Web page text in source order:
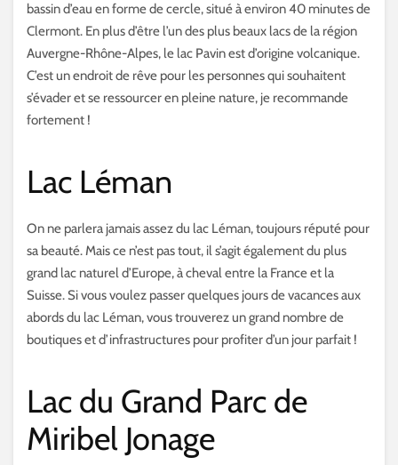
bassin d’eau en forme de cercle, situé à environ 40 minutes de
Clermont. En plus d’être l’un des plus beaux lacs de la région
Auvergne-Rhône-Alpes, le lac Pavin est d’origine volcanique.
C’est un endroit de rêve pour les personnes qui souhaitent
s’évader et se ressourcer en pleine nature, je recommande
fortement !
Lac Léman
On ne parlera jamais assez du lac Léman, toujours réputé pour
sa beauté. Mais ce n’est pas tout, il s’agit également du plus
grand lac naturel d’Europe, à cheval entre la France et la
Suisse. Si vous voulez passer quelques jours de vacances aux
abords du lac Léman, vous trouverez un grand nombre de
boutiques et d’infrastructures pour profiter d’un jour parfait !
Lac du Grand Parc de
Miribel Jonage